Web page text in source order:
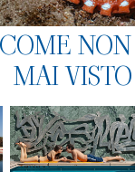
MAI VISTO